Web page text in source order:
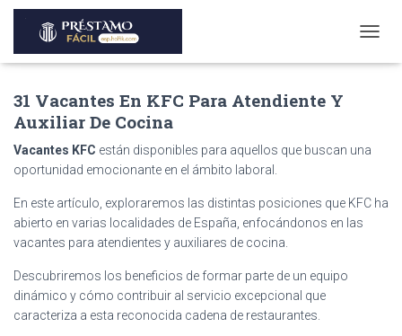
O
N
I
31 Vacantes En KFC Para Atendiente Y
Auxiliar De Cocina
Vacantes KFC están disponibles para aquellos que buscan una
oportunidad emocionante en el ámbito laboral.
En este artículo, exploraremos las distintas posiciones que KFC ha
abierto en varias localidades de España, enfocándonos en las
vacantes para atendientes y auxiliares de cocina.
Descubriremos los beneficios de formar parte de un equipo
dinámico y cómo contribuir al servicio excepcional que
caracteriza a esta reconocida cadena de restaurantes.